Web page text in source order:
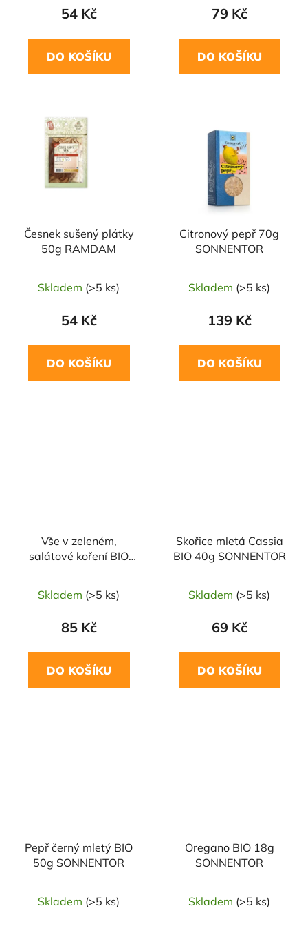
54 Kč
DO KOŠÍKU
79 Kč
DO KOŠÍKU
NAŠE OVĚŘENÁ
VOLBA
Česnek sušený plátky
50g RAMDAM
Skladem (>5 ks)
54 Kč
DO KOŠÍKU
Citronový pepř 70g
SONNENTOR
Skladem (>5 ks)
139 Kč
DO KOŠÍKU
Vše v zeleném,
salátové koření BIO
Skladem (>5 ks)
85 Kč
DO KOŠÍKU
Skořice mletá Cassia
BIO 40g SONNENTOR
Skladem (>5 ks)
69 Kč
DO KOŠÍKU
Pepř černý mletý BIO
50g SONNENTOR
Skladem (>5 ks)
Oregano BIO 18g
SONNENTOR
Skladem (>5 ks)